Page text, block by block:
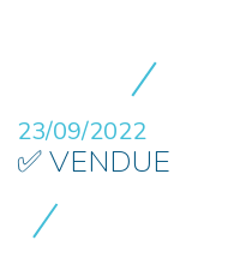
23/09/2022
✅ VENDUE